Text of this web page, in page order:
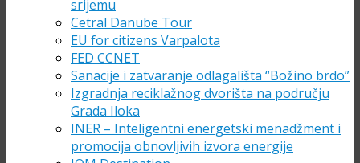
srijemu
Cetral Danube Tour
EU for citizens Varpalota
FED CCNET
Sanacije i zatvaranje odlagališta “Božino brdo”
Izgradnja reciklažnog dvorišta na području
Grada Iloka
INER – Inteligentni energetski menadžment i
promocija obnovljivih izvora energije